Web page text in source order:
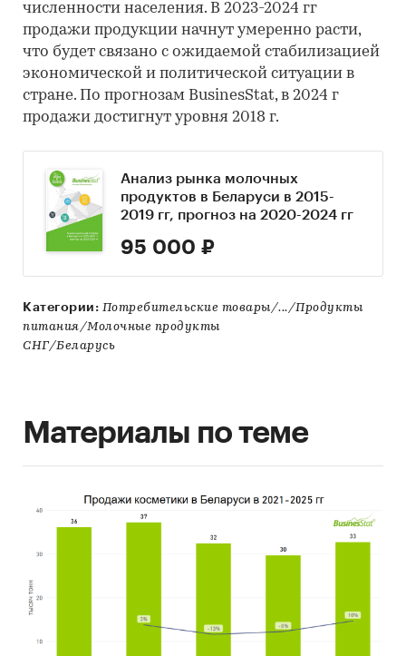
численности населения. В 2023-2024 гг
продажи продукции начнут умеренно расти,
что будет связано с ожидаемой стабилизацией
экономической и политической ситуации в
стране. По прогнозам BusinesStat, в 2024 г
продажи достигнут уровня 2018 г.
Анализ рынка молочных
продуктов в Беларуси в 2015-
2019 гг, прогноз на 2020-2024 гг
95 000 ₽
Категории: Потребительские товары/.../Продукты
питания/Молочные продукты
СНГ/Беларусь
Материалы по теме